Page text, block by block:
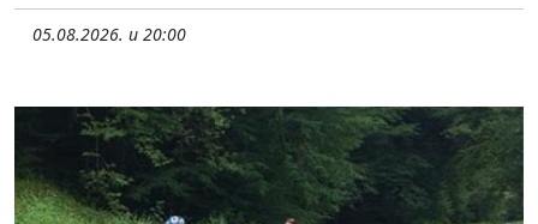
05.08.2026. u 20:00